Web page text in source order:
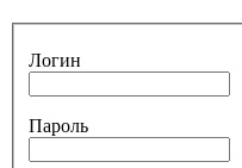
Логин
Пароль